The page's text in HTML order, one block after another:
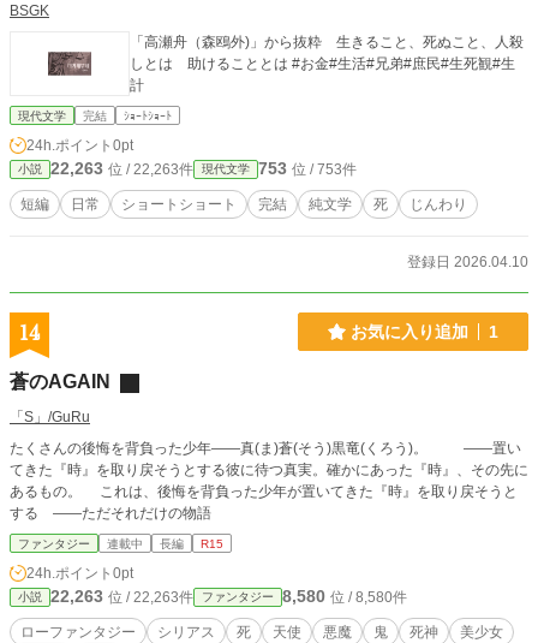
BSGK
「高瀬舟（森鴎外)」から抜粋 生きること、死ぬこと、人殺
しとは 助けることとは #お金#生活#兄弟#庶民#生死観#生
計
現代文学 完結 ｼｮｰﾄｼｮｰﾄ
24h.ポイント 0pt
小説 22,263 位 / 22,263件 現代文学 753 位 / 753件
短編 日常 ショートショート 完結 純文学 死 じんわり
登録日 2026.04.10
14 お気に入り追加 1
蒼のAGAIN
「S」/GuRu
たくさんの後悔を背負った少年――真(ま)蒼(そう)黒竜(くろう)。 ――置い
てきた『時』を取り戻そうとする彼に待つ真実。確かにあった『時』、その先に
あるもの。 これは、後悔を背負った少年が置いてきた『時』を取り戻そうと
する ――ただそれだけの物語
ファンタジー 連載中 長編 R15
24h.ポイント 0pt
小説 22,263 位 / 22,263件 ファンタジー 8,580 位 / 8,580件
ローファンタジー シリアス 死 天使 悪魔 鬼 死神
美少女